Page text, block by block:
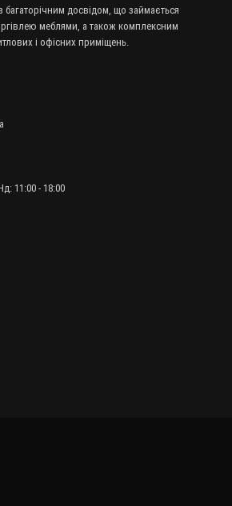
досвідом, що займається
меблями, а також комплексним
і офісних приміщень.
11:00 - 18:00